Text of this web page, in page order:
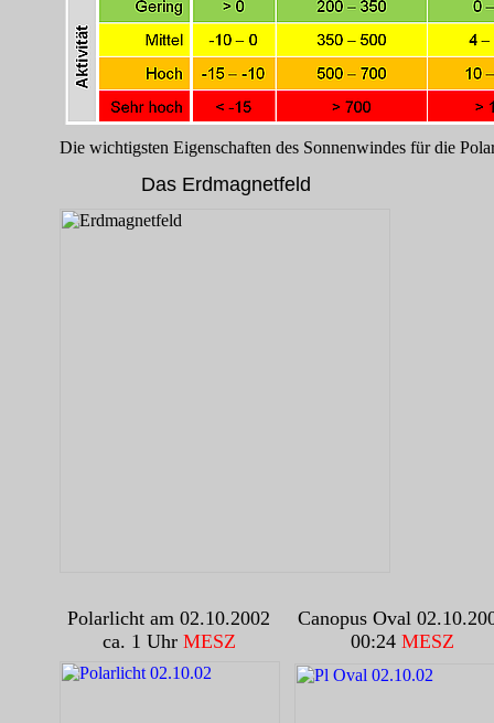
Die wichtigsten Eigenschaften des Sonnenwindes für die
Das Erdmagnetfeld
Polarlicht am 02.10.2002
ca. 1 Uhr MESZ
Canopus Oval
00:24 MESZ